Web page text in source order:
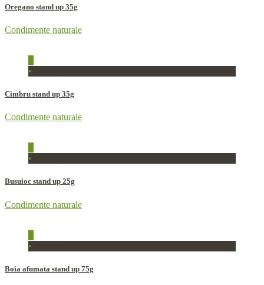
Oregano stand up 35g
Condimente naturale
•
Cimbru stand up 35g
Condimente naturale
•
Busuioc stand up 25g
Condimente naturale
•
Boia afumata stand up 75g